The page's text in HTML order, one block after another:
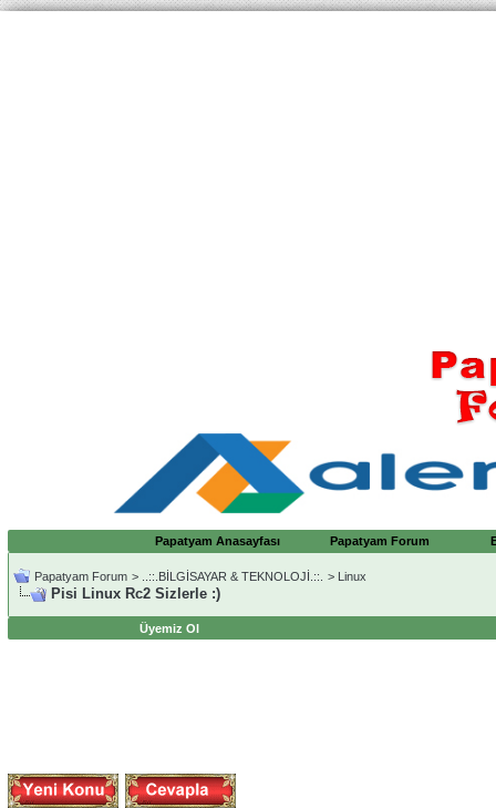
Papatyam Anasayfası Papatyam Forum
Papatyam Forum > ..::.BİLGİSAYAR & TEKNOLOJİ.::. > Linux
Pisi Linux Rc2 Sizlerle :)
Üyemiz Ol